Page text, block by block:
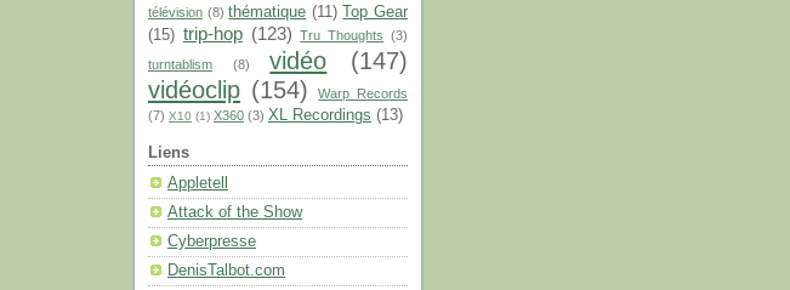
télévision (8) thématique (11) Top Gear
(15) trip-hop (123) Tru Thoughts (3)
turntablism
(8) vidéo
(147)
vidéoclip (154)
Warp Records
(7) X10 (1) X360 (3) XL Recordings (13)
Liens
Appletell
Attack of the Show
Cyberpresse
DenisTalbot.com